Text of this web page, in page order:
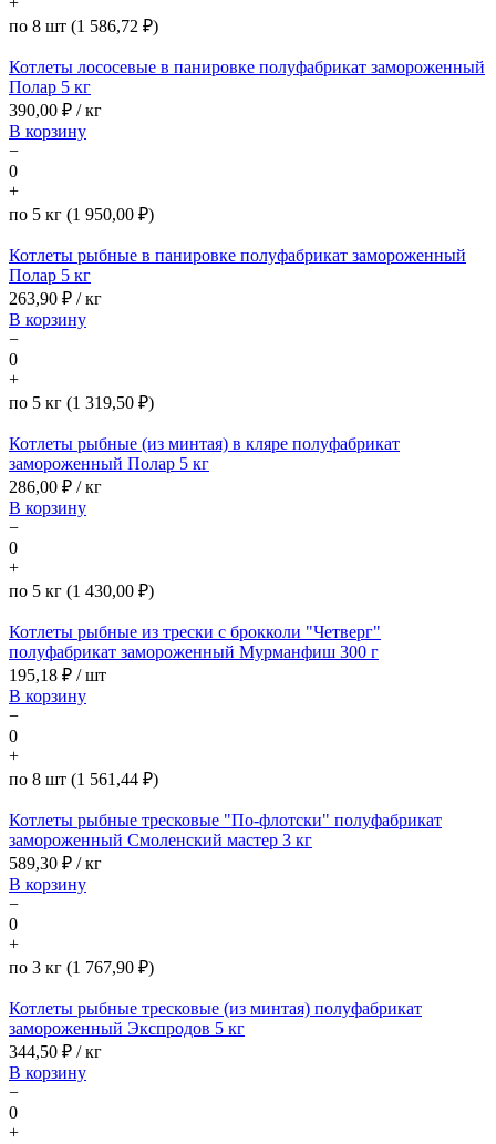
по 8 шт (1 586,72 ₽)
Котлеты лососевые в панировке полуфабрикат замороженный
Полар 5 кг
390,00 ₽ / кг
В корзину
−
0
+
по 5 кг (1 950,00 ₽)
Котлеты рыбные в панировке полуфабрикат замороженный
Полар 5 кг
263,90 ₽ / кг
В корзину
−
0
+
по 5 кг (1 319,50 ₽)
Котлеты рыбные (из минтая) в кляре полуфабрикат
замороженный Полар 5 кг
286,00 ₽ / кг
В корзину
−
0
+
по 5 кг (1 430,00 ₽)
Котлеты рыбные из трески с брокколи "Четверг"
полуфабрикат замороженный Мурманфиш 300 г
195,18 ₽ / шт
В корзину
−
0
+
по 8 шт (1 561,44 ₽)
Котлеты рыбные тресковые "По-флотски" полуфабрикат
замороженный Смоленский мастер 3 кг
589,30 ₽ / кг
В корзину
−
0
+
по 3 кг (1 767,90 ₽)
Котлеты рыбные тресковые (из минтая) полуфабрикат
замороженный Экспродов 5 кг
344,50 ₽ / кг
В корзину
−
0
+